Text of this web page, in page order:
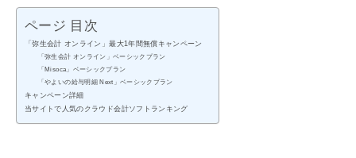
ページ 目次
「弥生会計 オンライン」最大1年間無償キャンペーン
「弥生会計 オンライン」ベーシックプラン
「Misoca」ベーシックプラン
「やよいの給与明細 Next」ベーシックプラン
キャンペーン詳細
当サイトで人気のクラウド会計ソフトランキング